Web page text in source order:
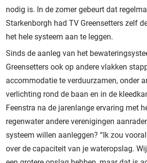
nodig is. In de zomer gebeurt dat
Starkenborgh had TV Greensetters zelf
het hele systeem aan te leggen.
Sinds de aanleg van het
Greensetters ook op andere vlakken
accommodatie te verduurzamen, onder
verlichting rond de baan en in de
Feenstra na de jarenlange ervaring met
regenwater andere verenigingen
systeem willen aanleggen? “Ik zou
over de capaciteit van je wateropslag.